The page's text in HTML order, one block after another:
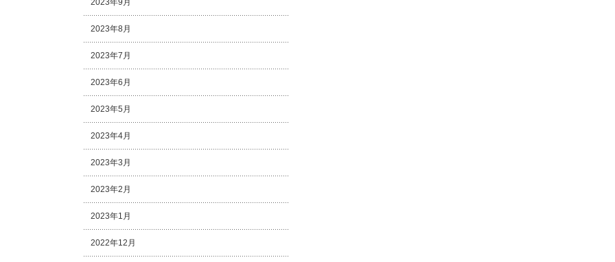
2023年9月
2023年8月
2023年7月
2023年6月
2023年5月
2023年4月
2023年3月
2023年2月
2023年1月
2022年12月